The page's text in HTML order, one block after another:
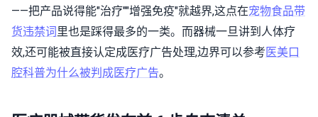
——把产品说得能"治疗""增强免疫"就越界,这点在宠物食品带
货违禁词 里也是踩得最多的一类。而器械一旦讲到人体疗
效,还可能被直接认定成医疗广告处理,边界可以参考 医美口
腔科普为什么被判成医疗广告。